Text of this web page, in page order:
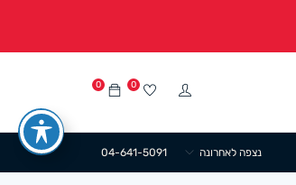
0 0
04-641-5091 נצפה לאחרונה